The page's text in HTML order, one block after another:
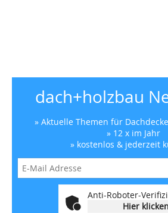
dach+holzbau
» Aktuelle Themen für
» 12 x im Jahr
» kostenlos & jederzeit
Anti-Roboter-
Hier klicken